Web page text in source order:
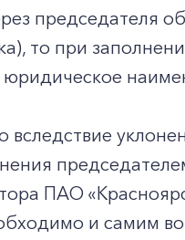
председателя
то при
юридическое
вследствие
ПАО
и самим